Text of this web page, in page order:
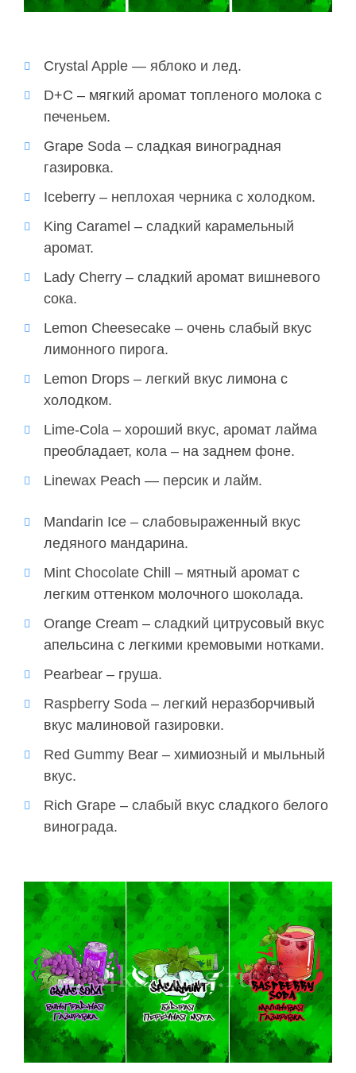
Crystal Apple — яблоко и лед.
D+C – мягкий аромат топленого молока с
печеньем.
Grape Soda – сладкая виноградная
газировка.
Iceberry – неплохая черника с холодком.
King Caramel – сладкий карамельный
аромат.
Lady Cherry – сладкий аромат вишневого
сока.
Lemon Cheesecake – очень слабый вкус
лимонного пирога.
Lemon Drops – легкий вкус лимона с
холодком.
Lime-Cola – хороший вкус, аромат лайма
преобладает, кола – на заднем фоне.
Linewax Peach — персик и лайм.
Mandarin Ice – слабовыраженный вкус
ледяного мандарина.
Mint Chocolate Chill – мятный аромат с
легким оттенком молочного шоколада.
Orange Cream – сладкий цитрусовый вкус
апельсина с легкими кремовыми нотками.
Pearbear – груша.
Raspberry Soda – легкий неразборчивый
вкус малиновой газировки.
Red Gummy Bear – химиозный и мыльный
вкус.
Rich Grape – слабый вкус сладкого белого
винограда.